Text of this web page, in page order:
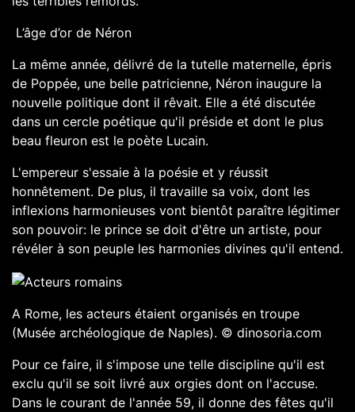
L’âge d’or de Néron
La même année, délivré de la tutelle maternelle, épris
de Poppée, une belle patricienne, Néron inaugure la
nouvelle politique dont il rêvait. Elle a été discutée
dans un cercle poétique qu'il préside et dont le plus
beau fleuron est le poète Lucain.
L'empereur s'essaie à la poésie et y réussit
honnêtement. De plus, il travaille sa voix, dont les
inflexions harmonieuses vont bientôt paraître légitimer
son pouvoir: le prince se doit d'être un artiste, pour
révéler à son peuple les harmonies divines qu'il entend.
A Rome, les acteurs étaient organisés en troupe
(Musée archéologique de Naples). © dinosoria.com
Pour ce faire, il s'impose une telle discipline qu'il est
exclu qu'il se soit livré aux orgies dont on l'accuse.
Dans le courant de l'année 59, il donne des fêtes qu'il